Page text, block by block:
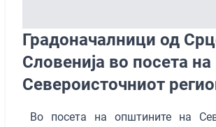
Градоначалници од
Словенија во посета на
Североисточниот
Во посета на општините на